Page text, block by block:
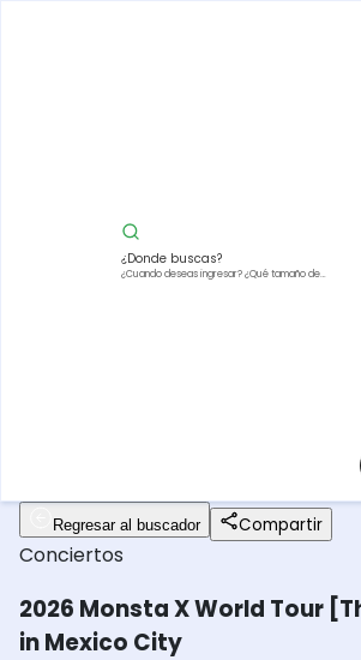
¿Donde buscas?
¿Cuando deseas ingresar?¿Qué tamaño de
Regresar al buscador Compartir
Conciertos
2026 Monsta X World Tour
in Mexico City